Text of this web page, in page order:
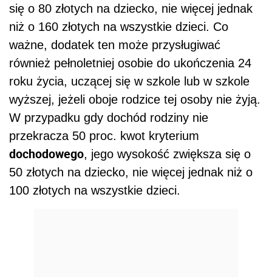
się o 80 złotych na dziecko, nie więcej jednak
niż o 160 złotych na wszystkie dzieci. Co
ważne, dodatek ten może przysługiwać
również pełnoletniej osobie do ukończenia 24
roku życia, uczącej się w szkole lub w szkole
wyższej, jeżeli oboje rodzice tej osoby nie żyją.
W przypadku gdy dochód rodziny nie
przekracza 50 proc. kwot kryterium
dochodowego, jego wysokość zwiększa się o
50 złotych na dziecko, nie więcej jednak niż o
100 złotych na wszystkie dzieci.